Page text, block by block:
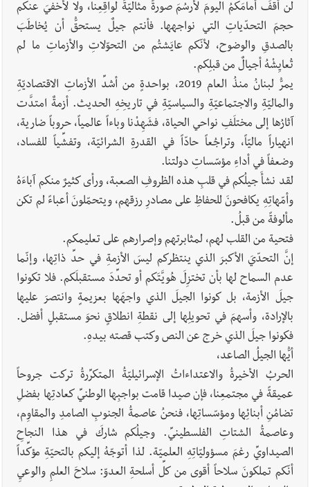
لن أقفَ أمامَكمُ اليومَ لأرسُمَ صورةً مثاليّةً لواقِعِنا، ولا لأُخفيَ عنكم
حجمَ التحدّياتِ التي نواجهها. فأنتم جيلٌ يستحقُّ أن يُخاطَبَ
بالصدقِ والوضوح، لأنّكم عايَشتُم من التحوّلاتِ والأزماتِ ما لم
تُعايِشْهُ أجيالٌ من قبلِكم.
يمرُّ لبنانُ منذُ العام 2019، بواحدةٍ من أشدِّ الأزماتِ الاقتصاديّةِ
والماليّةِ والاجتماعيّةِ والسياسيّةِ في تاريخِهِ الحديث. أزمةٌ امتدَّت
آثارُها إلى مختلَفِ نواحي الحياة، فشَهِدْنا وباءاً عالمياً، حروباً ضارية،
انهياراً ماليّاً، وتراجُعاً حادّاً في القدرةِ الشرائيّة، وتفشِّياً للفساد،
وضعفاً في أداءِ مؤسّساتِ دولتنا.
لقد نشأَ جيلُكم في قلبِ هذه الظروفِ الصعبة، ورأى كثيرٌ منكم آباءَهُ
وأمّهاتِهِ يكافحونَ للحفاظِ على مصادرِ رزقِهم، ويتحمّلونَ أعباءً لم تكن
مألوفةً من قبلُ.
فتحية من القلب لهم، لمثابرتهم وإصرارهم على تعليمكم.
إنَّ التحدّيَ الأكبرَ الذي ينتظركم ليسَ الأزمةِ في حدِّ ذاتِها، وإنّما
عدم السماح لها بأن تختزِلَ هُويَّتَكم أو تحدِّدَ مستقبلَكم. فلا تكونوا
جيلَ الأزمة، بل كونوا الجيلَ الذي واجهَها بعزيمةٍ وانتصرَ عليها
بالإرادة، وأسهمَ في تحويلِها إلى نقطةِ انطلاقٍ نحوَ مستقبلٍ أفضل.
فكونوا جيلَ الذي خرج عن النص وكتب قصته بيدهِ.
أيُّها الجيلُ الصاعد،
الحربُ الأخيرةُ والاعتداءاتُ الإسرائيليّةُ المتكرِّرةُ تركت جروحاً
عميقةً في مجتمعِنا، فإن صيدا قامت بواجبِها الوطنيِّ كعادتِها بفضلِ
تضامُنِ أبنائِها ومؤسّساتِها، فنحنُ عاصمةُ الجنوبِ الصامدِ والمقاوِم،
وعاصمةُ الشتاتِ الفلسطينيِّ. وجيلُكم شاركَ في هذا النجاحِ
الصيداويِّ رغمَ مسؤوليّاتِهِ العلميّة. لذا أتوجّهُ إليكم بالتحيّةِ مؤكِّداً
أنّكم تملكونَ سلاحاً أقوى من كلِّ أسلحةِ العدوّ: سلاحَ العلمِ والوعيِ